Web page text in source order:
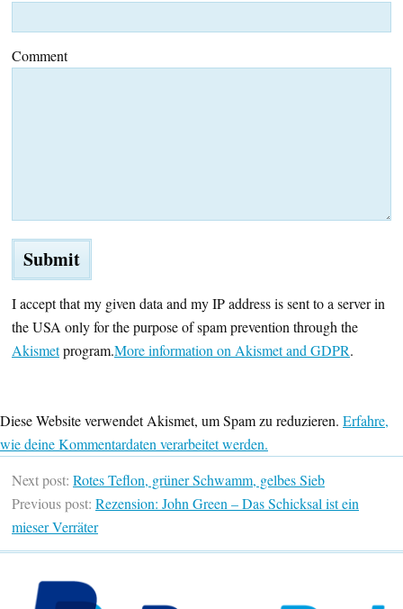
Comment
I accept that my given data and my IP address is sent to a server in
the USA only for the purpose of spam prevention through the
Akismetprogram.More information on Akismet and GDPR.
Diese Website verwendet Akismet, um Spam zu reduzieren. Erfahre,
wie deine Kommentardaten verarbeitet werden.
Next post: Rotes Teflon, grüner Schwamm, gelbes Sieb
Previous post: Rezension: John Green – Das Schicksal ist ein
mieser Verräter